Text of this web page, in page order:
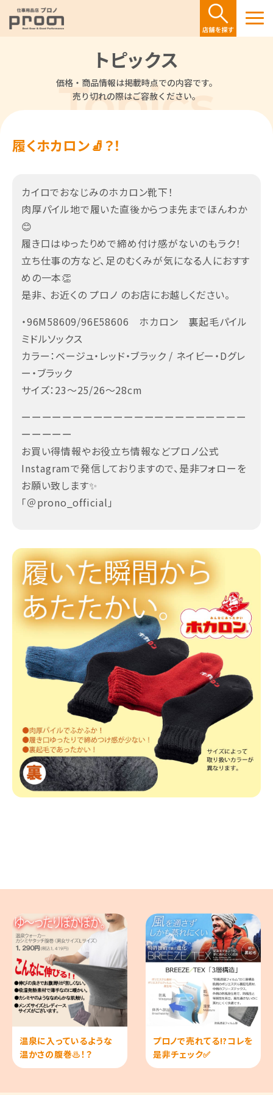
トピックス
価格・商品情報は掲載時点での内容です。
売り切れの際はご容赦ください。
履くホカロン🧦？！
カイロでおなじみのホカロン靴下！
肉厚パイル地で履いた直後からつま先までほんわか
😊
履き口はゆったりめで締め付け感がないのもラク！
立ち仕事の方など、足のむくみが気になる人におすす
めの一本👏
是非、 お近くの プロノ のお店にお越しください。
・96M58609/96E58606 ホカロン 裏起毛パイル
ミドルソックス
カラー：ベージュ・レッド・ブラック / ネイビー・Dグレ
ー・ブラック
サイズ：23～25/26～28cm
ーーーーーーーーーーーーーーーーーーーーーー
ーーーーー
お買い得情報やお役立ち情報などプロノ公式
Instagramで発信しておりますので、是非フォローを
お願い致します✨
「＠prono_official」
温泉に入っているような
温かさの腹巻♨！？
プロノで売れてる!?コレを
是非チェック✅